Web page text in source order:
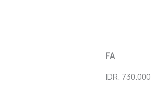
FA
IDR. 730.000